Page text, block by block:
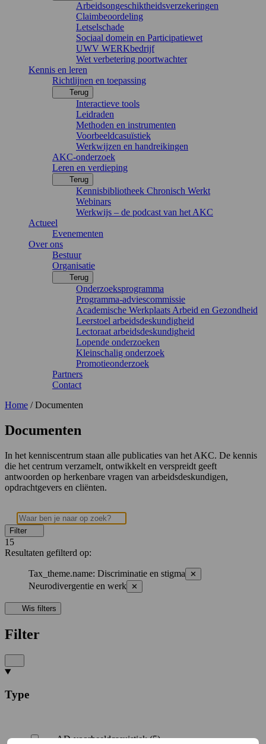
Arbeidsongeschiktheidsverzekeringen
Claimbeoordeling
Letselschade
Sociaal domein en Participatiewet
UWV WERKbedrijf
Wet verbetering poortwachter
Kennis en leren
Richtlijnen en toepassing
Terug
Interactieve tools
Leidraden
Methoden en instrumenten
Voorbeeldcasuïstiek
Werkwijzen en handreikingen
AKC-onderzoek
Leren en verdieping
Terug
Kennisbibliotheek Chronisch Werkt
Webinars
Werkwijs – de podcast van het AKC
Actueel
Evenementen
Over ons
Bestuur
Organisatie
Terug
Onderzoeksprogramma
Programma-adviescommissie
Academische Werkplaats Arbeid en Gezondheid
Leerstoel arbeidsdeskundigheid
Lectoraat arbeidsdeskundigheid
Lopende onderzoeken
Kleinschalig onderzoek
Promotieonderzoek
Partners
Contact
Home /Documenten
Documenten
In het kenniscentrum staan alle publicaties van het AKC. De kennis
die het centrum verzamelt, ontwikkelt en verspreidt geeft
antwoorden op herkenbare vragen van arbeidsdeskundigen,
opdrachtgevers en cliënten.
Filter
15
Resultaten gefilterd op:
Tax_theme.name: Discriminatie en stigma ✕
Neurodivergentie en werk ✕
Wis filters
Filter
Type
AD-voorbeeldcasuistiek (5)